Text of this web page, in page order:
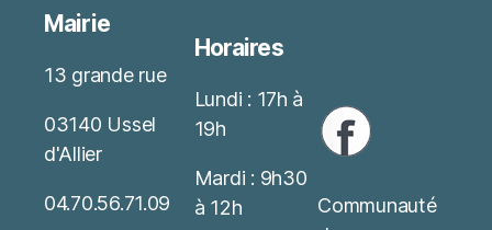
Mairie
13 grande rue
03140 Ussel
d'Allier
04.70.56.71.09
Horaires
Lundi : 17h à
19h
Mardi : 9h30
à 12h
Communauté